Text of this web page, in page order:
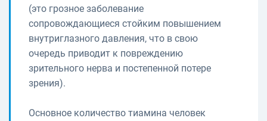
(это грозное заболевание
сопровождающиеся стойким повышением
внутриглазного давления, что в свою
очередь приводит к повреждению
зрительного нерва и постепенной потере
зрения).
Основное количество тиамина человек